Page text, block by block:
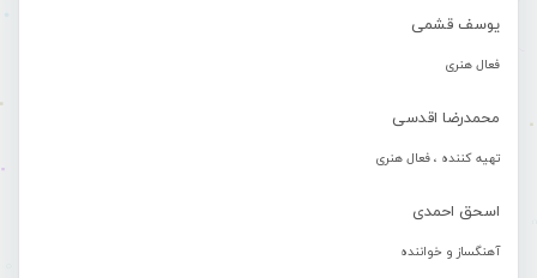
یوسف قشمی
فعال هنری
محمدرضا اقدسی
تهیه کننده ، فعال هنری
اسحق احمدی
آهنگساز و خواننده